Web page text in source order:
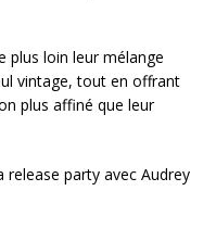
plus loin leur mélange
vintage, tout en offrant
plus affiné que leur
release party avec Audrey